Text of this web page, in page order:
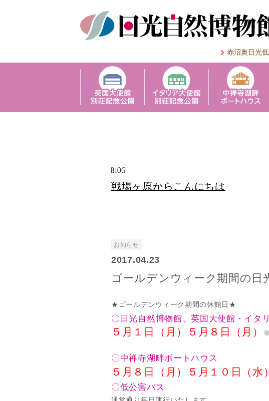
赤沼奥日光
戦場ヶ原からこんにちは
お知らせ
2017.04.23
ゴールデンウィーク期間の日
★ゴールデンウィーク期間の休館日★
〇日光自然博物館、英国大使館・イタ
５月１日（月）５月８日（月）
〇中禅寺湖畔ボートハウス
５月８日（月）５月１０日（水）
〇低公害バス